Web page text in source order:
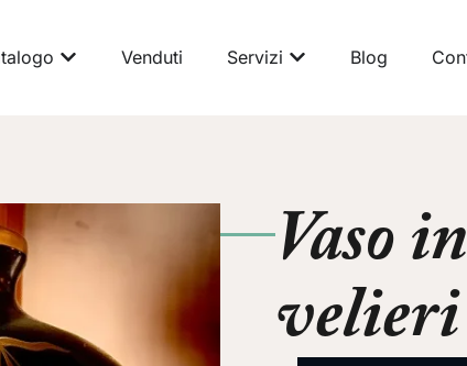
Venduti Servizi Blog
Vaso
velieri